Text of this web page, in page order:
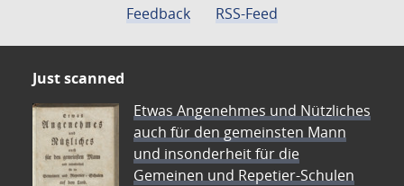
Feedback
RSS-Feed
Just scanned
Etwas Angenehmes und Nützliches
auch für den gemeinsten Mann
und insonderheit für die
Gemeinen und Repetier-Schulen